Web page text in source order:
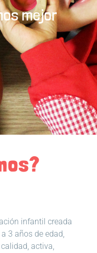
mejor
infantil creada
3 años de edad,
activa,